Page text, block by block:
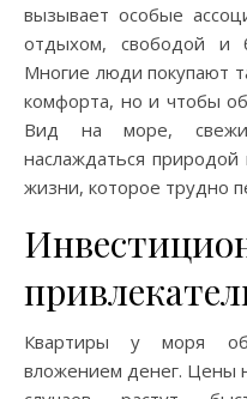
вызывает особые
отдыхом, свободой и
Многие люди покупают
комфорта, но и чтобы
Вид на море,
наслаждаться
жизни, которое трудно
Квартиры у моря
вложением денег. Цены